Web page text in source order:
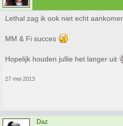
Lethal zag ik ook niet echt
MM & Fi succes
Hopelijk houden jullie het langer uit
27 mei 2013
Daz